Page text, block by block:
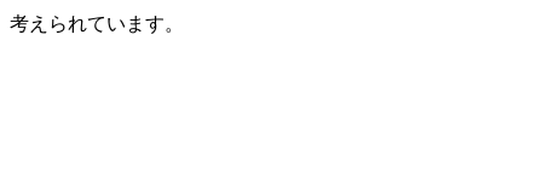
考えられています。